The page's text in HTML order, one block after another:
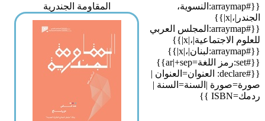
المقاومة الجندرية
{{#arraymap:النسوية،
الجندر|،|x|}}
{{#arraymap:المجلس العربي
للعلوم الاجتماعية|،|x|}}
{{#arraymap:لبنان|،|x|}}
{{#set:رمز اللغة=ar|+sep}}
{{#declare: العنوان=العنوان |
صورة=صورة |السنة=السنة |
ردمك=ISBN }}